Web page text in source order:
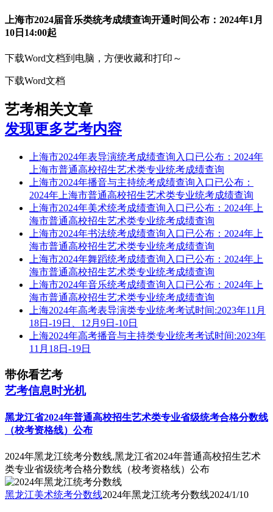
上海市2024届音乐类统考成绩查询开通时间公布：2024年1月
10日14:00起
下载Word文档到电脑，方便收藏和打印～
下载Word文档
艺考相关文章
发现更多艺考内容
上海市2024年表导演统考成绩查询入口已公布：2024年
上海市普通高校招生艺术类专业统考成绩查询
上海市2024年播音与主持统考成绩查询入口已公布：
2024年上海市普通高校招生艺术类专业统考成绩查询
上海市2024年美术统考成绩查询入口已公布：2024年上
海市普通高校招生艺术类专业统考成绩查询
上海市2024年书法统考成绩查询入口已公布：2024年上
海市普通高校招生艺术类专业统考成绩查询
上海市2024年舞蹈统考成绩查询入口已公布：2024年上
海市普通高校招生艺术类专业统考成绩查询
上海市2024年音乐统考成绩查询入口已公布：2024年上
海市普通高校招生艺术类专业统考成绩查询
上海2024年高考表导演类专业统考考试时间:2023年11月
18日-19日、12月9日-10日
上海2024年高考播音与主持类专业统考考试时间:2023年
11月18日-19日
带你看艺考
艺考信息时光机
黑龙江省2024年普通高校招生艺术类专业省级统考合格分数线
（校考资格线）公布
2024年黑龙江统考分数线,黑龙江省2024年普通高校招生艺术
类专业省级统考合格分数线（校考资格线）公布
黑龙江美术统考分数线2024年黑龙江统考分数线2024/1/10